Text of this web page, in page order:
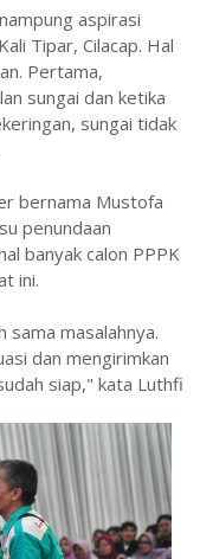
aspirasi
Tipar, Cilacap. Hal
Pertama,
sungai dan ketika
sungai tidak
bernama Mustofa
penundaan
banyak calon PPPK
ini.
sama masalahnya.
dan mengirimkan
siap," kata Luthfi